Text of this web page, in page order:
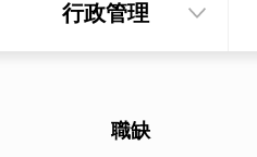
行政管理
職缺